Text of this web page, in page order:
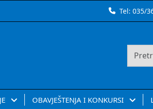
Tel:035/
OBAVJEŠTENJA I KONKURSI